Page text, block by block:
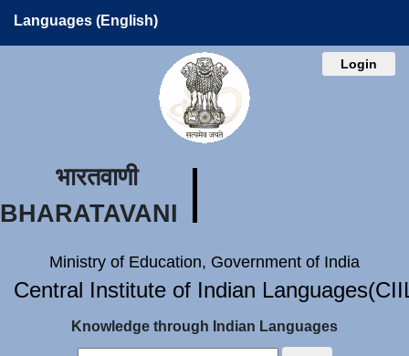
Languages (English)
Login
भारतवाणी
BHARATAVANI
Ministry of Education, Government of India
Central Institute of Indian
Knowledge through Indian Languages